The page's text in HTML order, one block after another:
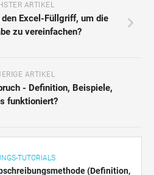
ARTIKEL
Excel-Füllgriff, um die
zu vereinfachen?
ARTIKEL
- Definition, Beispiele,
funktioniert?
TUTORIALS
(Definition,